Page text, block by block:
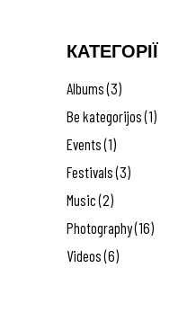
КАТЕГОРІЇ
Albums(3)
Be kategorijos(1)
Events(1)
Festivals(3)
Music(2)
Photography(16)
Videos(6)